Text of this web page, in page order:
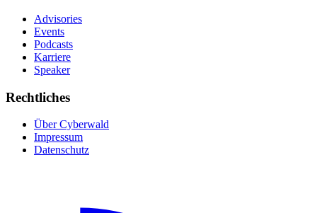
Advisories
Events
Podcasts
Karriere
Speaker
Rechtliches
Über Cyberwald
Impressum
Datenschutz